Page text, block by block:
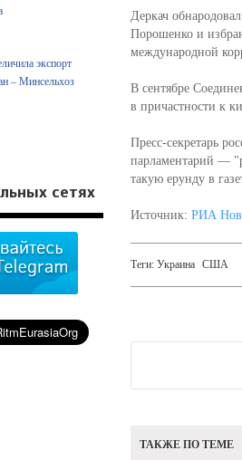
Деркач
Порошенко и
международной
В сентябре
в причастности к
Пресс-секретарь
парламентарий —
такую ерунду в
Источник: РИА
Теги: Украина США
ТАКЖЕ ПО ТЕМЕ
экспорт
– Минсельхоз
сетях